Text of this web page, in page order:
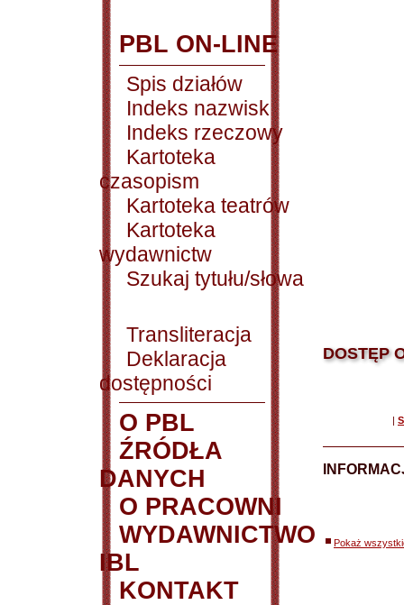
PBL ON-LINE
Spis działów
Indeks nazwisk
Indeks rzeczowy
Kartoteka
czasopism
Kartoteka teatrów
Kartoteka
wydawnictw
Szukaj tytułu/słowa
Transliteracja
Deklaracja
dostępności
O PBL
ŹRÓDŁA
DANYCH
O PRACOWNI
WYDAWNICTWO
IBL
KONTAKT
DOSTĘP
|
Pokaż